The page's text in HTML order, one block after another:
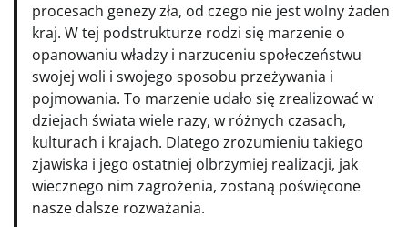
procesach genezy zła, od czego nie jest wolny żaden
kraj. W tej podstrukturze rodzi się marzenie o
opanowaniu władzy i narzuceniu społeczeństwu
swojej woli i swojego sposobu przeżywania i
pojmowania. To marzenie udało się zrealizować w
dziejach świata wiele razy, w różnych czasach,
kulturach i krajach. Dlatego zrozumieniu takiego
zjawiska i jego ostatniej olbrzymiej realizacji, jak
wiecznego nim zagrożenia, zostaną poświęcone
nasze dalsze rozważania.